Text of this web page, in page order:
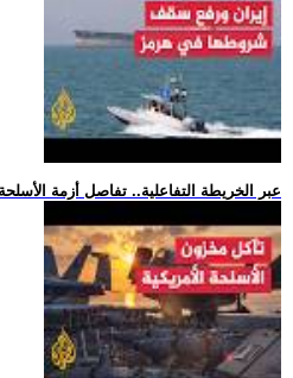
.. عبر الخريطة التفاعلية.. تفاصل أزمة